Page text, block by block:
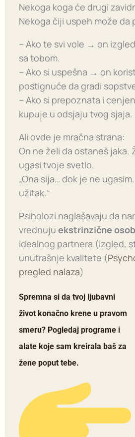
Nekoga koga će drugi
Nekoga čiji uspeh može da
– Ako te svi vole → on
sa tobom.
– Ako si uspešna → on
postignuće da gradi
– Ako si prepoznata i
kupuje u odsjaju tvog sjaja.
Ali ovde je mračna strana:
On ne želi da ostaneš jaka.
ugasi tvoje svetlo.
„Ona sija… dok je ne
užitak.“
Psiholozi naglašavaju da
vrednuju ekstrinzične
idealnog partnera (izgled,
unutrašnje kvalitete (
pregled nalaza)
Spremna si da tvoj ljubavni
život konačno krene u pravom
smeru? Pogledaj programe i
alate koje sam kreirala baš za
žene poput tebe.